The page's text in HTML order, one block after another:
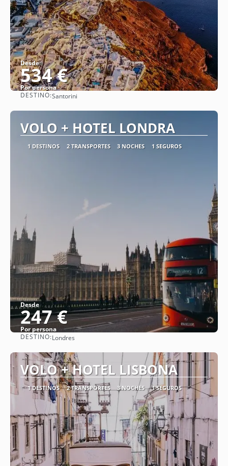
Desde
534 €
Por persona
DESTINO:Santorini
VOLO + HOTEL LONDRA
1 DESTINOS 2 TRANSPORTES 3 NOCHES 1 SEGUROS
Desde
247 €
Por persona
DESTINO:Londres
VOLO + HOTEL LISBONA
1 DESTINOS 2 TRANSPORTES 3 NOCHES 1 SEGUROS